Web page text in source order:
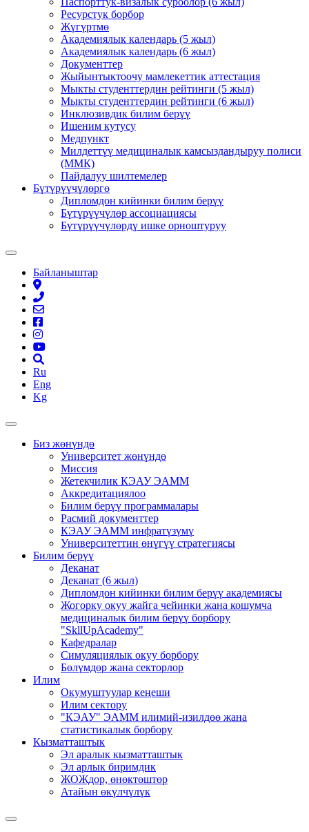
Ресурстук борбор
Жүгүртмө
Академиялык календарь (5 жыл)
Академиялык календарь (6 жыл)
Документтер
Жыйынтыктоочу мамлекеттик аттестация
Мыкты студенттердин рейтинги (5 жыл)
Мыкты студенттердин рейтинги (6 жыл)
Инклюзивдик билим берүү
Ишеним кутусу
Медпункт
Милдеттүү медициналык камсыздандыруу полиси
(ММК)
Пайдалуу шилтемелер
Бүтүрүүчүлөргө
Дипломдон кийинки билим берүү
Бүтүрүүчүлөр ассоциациясы
Бүтүрүүчүлөрдү ишке орноштуруу
Байланыштар
Ru
Eng
Kg
Биз жөнүндө
Университет жөнүндө
Миссия
Жетекчилик КЭАУ ЭАММ
Аккредитациялоо
Билим берүү программалары
Расмий документтер
КЭАУ ЭАММ инфратүзүмү
Университеттин өнүгүү стратегиясы
Билим берүү
Деканат
Деканат (6 жыл)
Дипломдон кийинки билим берүү академиясы
Жогорку окуу жайга чейинки жана кошумча
медициналык билим берүү борбору
"SkllUpAcademy"
Кафедралар
Симуляциялык окуу борбору
Бөлүмдөр жана секторлор
Илим
Окумуштуулар кеңеши
Илим сектору
"КЭАУ" ЭАММ илимий-изилдөө жана
статистикалык борбору
Кызматташтык
Эл аралык кызматташтык
Эл арлык биримдик
ЖОЖдор, өнөктөштөр
Атайын өкүлчүлүк